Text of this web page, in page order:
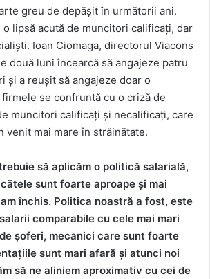
greu de depășit în următorii ani.
o lipsă acută de muncitori calificați, dar
Ioan Ciomaga, directorul Viacons
două luni încearcă să angajeze patru
și a reușit să angajeze doar o
se confruntă cu o criză de
muncitori calificați și necalificați, care
venit mai mare în străinătate.
să aplicăm o politică salarială,
sunt foarte aproape și mai
închis. Politica noastră a fost, este
comparabile cu cele mai mari
șoferi, mecanici care sunt foarte
sunt mari afară și atunci noi
să ne aliniem aproximativ cu cei de